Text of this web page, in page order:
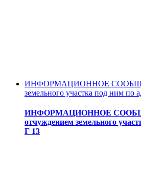
ИНФОРМАЦИОННОЕ СООБЩЕНИЕ
земельного участка под ним по
ИНФОРМАЦИОННОЕ СООБЩЕНИЕ
отчуждением земельного
Г 13